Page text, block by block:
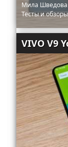
Мила Шведова
Тесты и
VIVO V9